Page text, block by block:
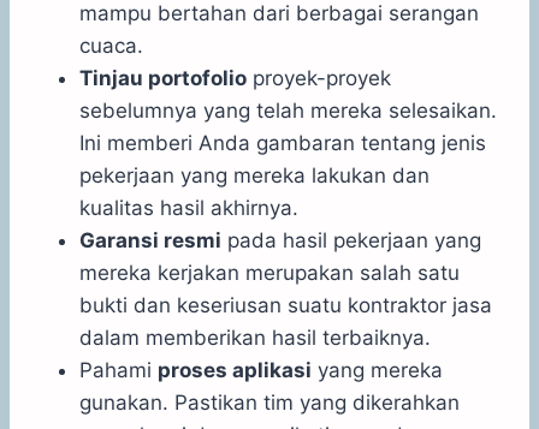
mampu bertahan dari berbagai serangan
cuaca.
Tinjau portofolio proyek-proyek
sebelumnya yang telah mereka selesaikan.
Ini memberi Anda gambaran tentang jenis
pekerjaan yang mereka lakukan dan
kualitas hasil akhirnya.
Garansi resmi pada hasil pekerjaan yang
mereka kerjakan merupakan salah satu
bukti dan keseriusan suatu kontraktor jasa
dalam memberikan hasil terbaiknya.
Pahami proses aplikasi yang mereka
gunakan. Pastikan tim yang dikerahkan